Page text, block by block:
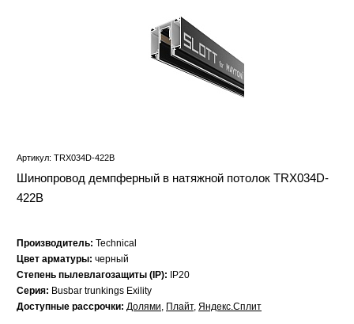
Артикул: TRX034D-422B
Шинопровод демпферный в натяжной потолок TRX034D-
422B
Производитель: Technical
Цвет арматуры: черный
Степень пылевлагозащиты (IP):
IP20
Серия: Busbar trunkings Exility
Доступные рассрочки: Долями, Плайт, Яндекс.Сплит